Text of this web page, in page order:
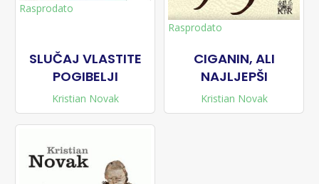
Rasprodato
SLUČAJ VLASTITE
POGIBELJI
Kristian Novak
Rasprodato
CIGANIN, ALI
NAJLJEPŠI
Kristian Novak